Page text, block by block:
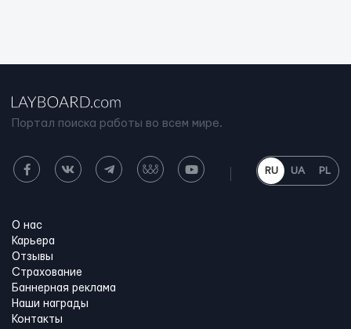
Портал поиска работы во всем мире.
RU UA PL
О нас
Карьера
Отзывы
Страхование
Баннерная реклама
Наши награды
Контакты